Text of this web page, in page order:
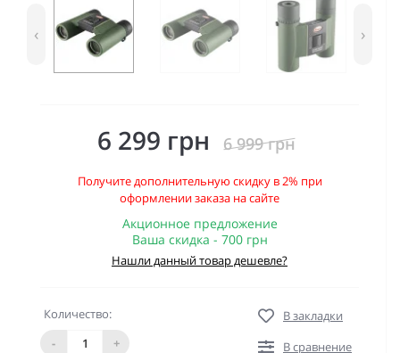
‹ ›
6 299 грн 6 999 грн
Получите дополнительную скидку в 2% при
оформлении заказа на сайте
Акционное предложение
Ваша скидка - 700 грн
Нашли данный товар дешевле?
Количество:
-
+
В закладки
В сравнение